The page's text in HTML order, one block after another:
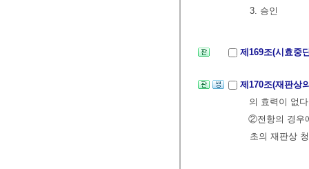
3. 승인
제169조(시효중
제170조(재판상
의 효력이 없
②전항의 경우
초의 재판상